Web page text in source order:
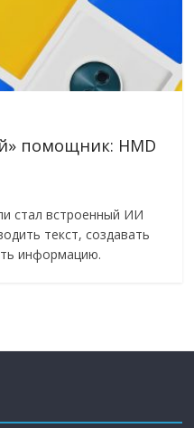
помощник: HMD
стал встроенный ИИ
текст, создавать
информацию.